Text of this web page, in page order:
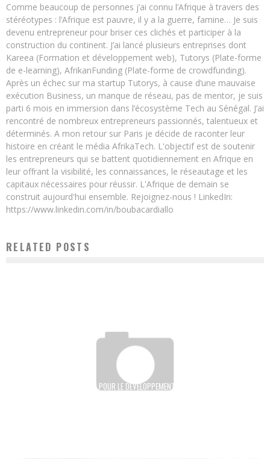
Comme beaucoup de personnes j’ai connu l’Afrique à travers des
stéréotypes : l’Afrique est pauvre, il y a la guerre, famine… Je suis
devenu entrepreneur pour briser ces clichés et participer à la
construction du continent. J’ai lancé plusieurs entreprises dont
Kareea (Formation et développement web), Tutorys (Plate-forme
de e-learning), AfrikanFunding (Plate-forme de crowdfunding).
Après un échec sur ma startup Tutorys, à cause d’une mauvaise
exécution Business, un manque de réseau, pas de mentor, je suis
parti 6 mois en immersion dans l’écosystème Tech au Sénégal. J’ai
rencontré de nombreux entrepreneurs passionnés, talentueux et
déterminés. A mon retour sur Paris je décide de raconter leur
histoire en créant le média AfrikaTech. L'objectif est de soutenir
les entrepreneurs qui se battent quotidiennement en Afrique en
leur offrant la visibilité, les connaissances, le réseautage et les
capitaux nécessaires pour réussir. L'Afrique de demain se
construit aujourd'hui ensemble. Rejoignez-nous ! LinkedIn:
https://www.linkedin.com/in/boubacardiallo
RELATED POSTS
LE FONDS D’APPUI AFRICAIN POUR LE DÉVELOPPEMENT DE L’ENTREPRISE LANCERA